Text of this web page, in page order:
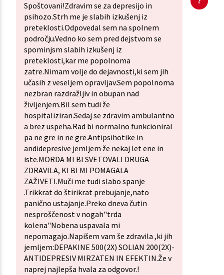
Spoštovani!Zdravim se za depresijo in
psihozo.Strh me je slabih izkušenj iz
preteklosti.Odpovedal sem na spolnem
področju.Vedno ko sem pred dejstvom se
spominjsm slabih izkušenj iz
preteklosti,kar me popolnoma
zatre.Nimam volje do dejavnosti,ki sem jih
učasih z veseljem opravljav.Sem popolnoma
nezbran razdražljiv in obupan nad
življenjem.Bil sem tudi že
hospitaliziran.Sedaj se zdravim ambulantno
a brez uspeha.Rad bi normalno funkcioniral
pa ne gre in ne gre.Antipsihotike in
andidepresive jemljem že nekaj let ene in
iste.MORDA MI BI SVETOVALI DRUGA
ZDRAVILA, KI BI MI POMAGALA
ZAŽIVETI.Muči me tudi slabo spanje
.Trikkrat do štirikrat prebujanje,nato
panično ustajanje.Preko dneva čutin
nesproščenost v nogah"trda
kolena"Nobena uspavala mi
nepomagajo.Napišem vam še zdravila ,ki jih
jemljem:DEPAKINE 500(2X) SOLIAN 200(2X)-
ANTIDEPRESIV MIRZATEN IN EFEKTIN.Že v
naprej najlepša hvala za odgovor.!